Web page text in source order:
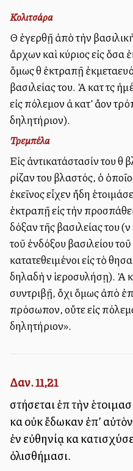
Κολιτσάρα
Θὰ ἐγερθῇ ἀπὸ τὴν
ἄρχων καὶ κύριος εἰς ὅσα
ὅμως θὰ ἐκτραπῇ
βασιλείας του. Ἀλλὰ κατὰ τὰς
εἰς πόλεμον ἀλλὰ κατ’ ἄλλον
δηλητήριον).
Τρεμπέλα
Εἰς ἀντικατάστασίν του
ρίζαν του βλαστός, ὁ
ἐκεῖνος εἶχεν ἤδη
ἐκτραπῇ εἰς τὴν
δόξαν τῆς βασιλείας του
τοῦ ἐνδόξου βασιλείου
κατατεθειμένοι εἰς τὸ
δηλαδὴ νὰ ἱεροσυλήσῃ). Ἀλλὰ
συντριβῇ, ὄχι ὅμως ἀπὸ
πρόσωπον, οὔτε εἰς πόλεμον
δηλητήριον».
Δαν. 11,21
στήσεται ἐπὶ τὴν
καὶ οὐκ ἔδωκαν ἐπ’
ἐν εὐθηνίᾳ καὶ
ὀλισθήμασι.